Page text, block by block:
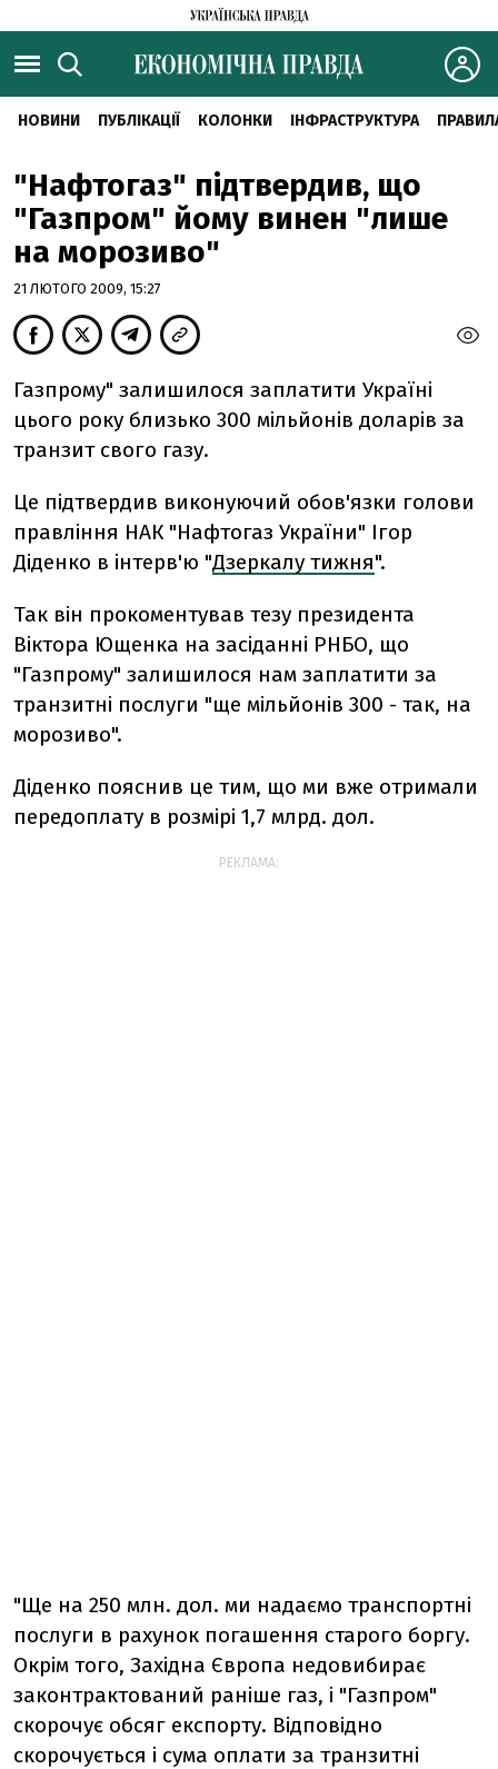
НОВИНИ ПУБЛІКАЦІЇ КОЛОНКИ ІНФРАСТРУКТУРА
"Нафтогаз" підтвердив, що
"Газпром" йому винен "лише
на морозиво"
21 ЛЮТОГО 2009, 15:27
Газпрому" залишилося заплатити Україні
цього року близько 300 мільйонів доларів за
транзит свого газу.
Це підтвердив виконуючий обов'язки голови
правління НАК "Нафтогаз України" Ігор
Діденко в інтерв'ю "Дзеркалу тижня".
Так він прокоментував тезу президента
Віктора Ющенка на засіданні РНБО, що
"Газпрому" залишилося нам заплатити за
транзитні послуги "ще мільйонів 300 - так, на
морозиво".
Діденко пояснив це тим, що ми вже отримали
передоплату в розмірі 1,7 млрд. дол.
РЕКЛАМА:
"Ще на 250 млн. дол. ми надаємо транспортні
послуги в рахунок погашення старого боргу.
Окрім того, Західна Європа недовибирає
законтрактований раніше газ, і "Газпром"
скорочує обсяг експорту. Відповідно
скорочується і сума оплати за транзитні